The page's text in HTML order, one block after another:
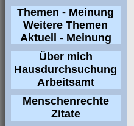
Themen - Meinung
Weitere Themen
Aktuell - Meinung
Über mich
Hausdurchsuchung
Arbeitsamt
Menschenrechte
Zitate